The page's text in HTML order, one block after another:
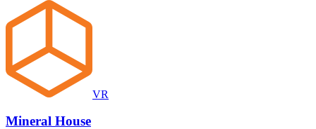
VR
Mineral House